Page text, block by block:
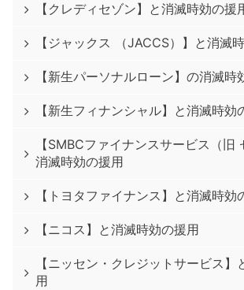
【クレディセゾン】と消滅時効の援
【ジャックス （JACCS）】と消滅
【新生パーソナルローン】の消滅時
【新生フィナンシャル】と消滅時効
【SMBCファイナンスサービス（旧
消滅時効の援用
【トヨタファイナンス】と消滅時効
【ニコス】と消滅時効の援用
【ニッセン・クレジットサービス】
用